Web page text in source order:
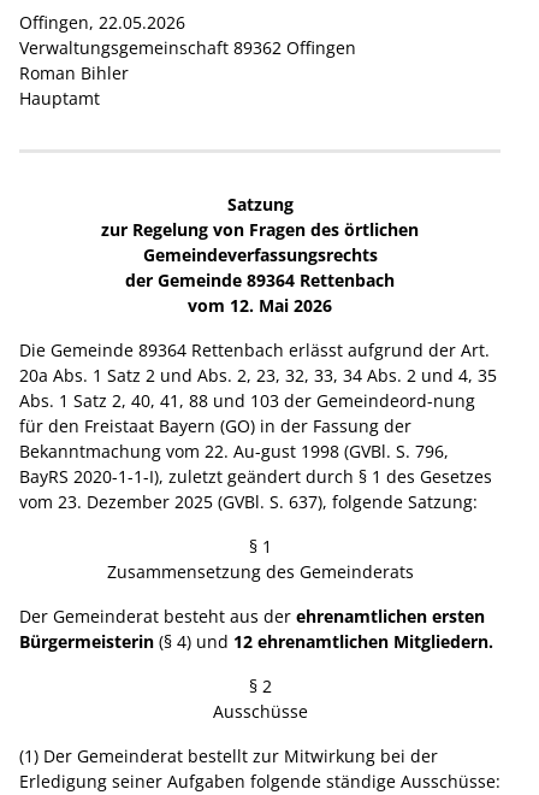
Offingen, 22.05.2026
Verwaltungsgemeinschaft 89362 Offingen
Roman Bihler
Hauptamt
Satzung
zur Regelung von Fragen des örtlichen
Gemeindeverfassungsrechts
der Gemeinde 89364 Rettenbach
vom 12. Mai 2026
Die Gemeinde 89364 Rettenbach erlässt aufgrund der Art.
20a Abs. 1 Satz 2 und Abs. 2, 23, 32, 33, 34 Abs. 2 und 4, 35
Abs. 1 Satz 2, 40, 41, 88 und 103 der Gemeindeord-nung
für den Freistaat Bayern (GO) in der Fassung der
Bekanntmachung vom 22. Au-gust 1998 (GVBl. S. 796,
BayRS 2020-1-1-I), zuletzt geändert durch § 1 des Gesetzes
vom 23. Dezember 2025 (GVBl. S. 637), folgende Satzung:
§ 1
Zusammensetzung des Gemeinderats
Der Gemeinderat besteht aus der ehrenamtlichen ersten
Bürgermeisterin (§ 4) und 12 ehrenamtlichen Mitgliedern.
§ 2
Ausschüsse
(1) Der Gemeinderat bestellt zur Mitwirkung bei der
Erledigung seiner Aufgaben folgende ständige Ausschüsse: